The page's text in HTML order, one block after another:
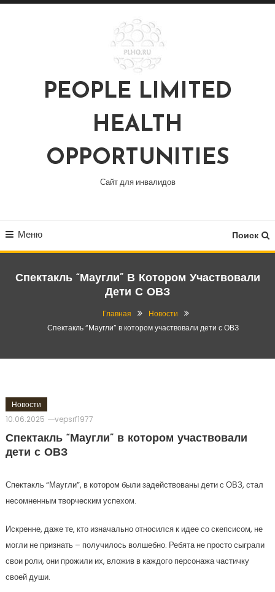
Перейти
PEOPLE LIMITED
HEALTH
OPPORTUNITIES
Сайт для инвалидов
Меню Поиск
Спектакль “Маугли” В Котором Участвовали
Дети С ОВЗ
Главная
Новости
Спектакль “Маугли” в котором участвовали дети с ОВЗ
Новости
10.06.2025
vepsrf1977
Спектакль “Маугли” в котором участвовали
дети с ОВЗ
Спектакль “Маугли”, в котором были задействованы дети с ОВЗ, стал
несомненным творческим успехом.
Искренне, даже те, кто изначально относился к идее со скепсисом, не
могли не признать – получилось волшебно. Ребята не просто сыграли
свои роли, они прожили их, вложив в каждого персонажа частичку
своей души.